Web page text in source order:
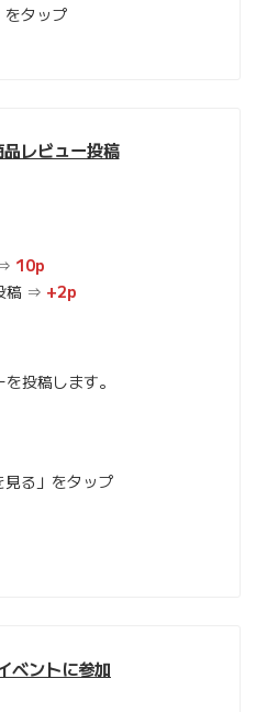
をタップ
レビュー投稿
10p
稿 ⇒ +2p
投稿します。
る」をタップ
ベントに参加